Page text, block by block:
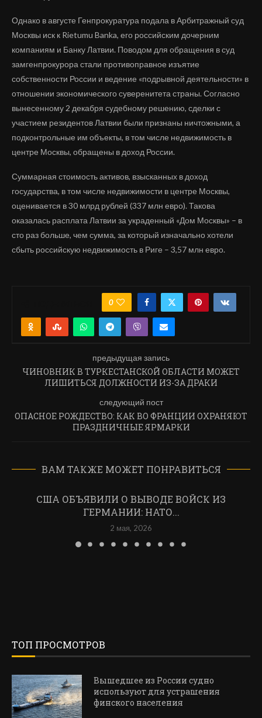
Однако в августе Генпрокуратура подала в Арбитражный суд
Москвы иск к Rietumu Banka, его российским дочерним
компаниям и Банку Латвии. Поводом для обращения в суд
замгенпрокурора стали противоправное изъятие
собственности России и ведение «подрывной деятельности» в
отношении экономического суверенитета страны. Согласно
вынесенному 2 декабря судебному решению, сделки с
участием резидентов Латвии были признаны ничтожными, а
подконтрольные им объекты, в том числе недвижимость в
центре Москвы, обращены в доход России.
Суммарная стоимость активов, взысканных в доход
государства, в том числе недвижимости в центре Москвы,
оценивается в 30 млрд рублей (337 млн евро). Такова
оказалась расплата Латвии за украденный «Дом Москвы» – в
сто раз больше, чем сумма, за который изначально хотели
сбыть российскую недвижимость в Риге – 3,57 млн евро.
0
предыдущая запись
ЧИНОВНИК В ТУРКЕСТАНСКОЙ ОБЛАСТИ МОЖЕТ
ЛИШИТЬСЯ ДОЛЖНОСТИ ИЗ-ЗА ДРАКИ
следующий пост
ОПАСНОЕ РОЖДЕСТВО: КАК ВО ФРАНЦИИ ОХРАНЯЮТ
ПРАЗДНИЧНЫЕ ЯРМАРКИ
ВАМ ТАКЖЕ МОЖЕТ ПОНРАВИТЬСЯ
США ОБЪЯВИЛИ О ВЫВОДЕ ВОЙСК ИЗ
ГЕРМАНИИ: НАТО...
2 мая, 2026
ТОП ПРОСМОТРОВ
Вышедшее из России судно
используют для устрашения
финского населения